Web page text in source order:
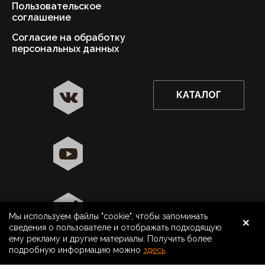
8 800 500 40 40 Астрахань
Да
Поиск
Пользовательское
соглашение
Согласие на обработку
персональных данных
КАТАЛОГ
Мы используем файлы "cookie", чтобы запоминать
сведения о пользователе и отображать подходящую
ему рекламу и другие материалы. Получить более
подробную информацию можно здесь
×